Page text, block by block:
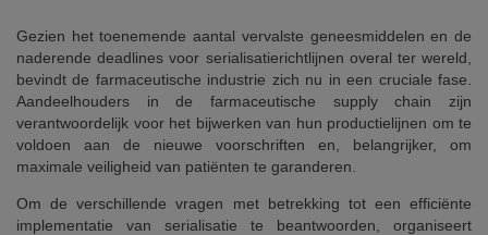
Gezien het toenemende aantal vervalste geneesmiddelen en de
naderende deadlines voor serialisatierichtlijnen overal ter wereld,
bevindt de farmaceutische industrie zich nu in een cruciale fase.
Aandeelhouders in de farmaceutische supply chain zijn
verantwoordelijk voor het bijwerken van hun productielijnen om te
voldoen aan de nieuwe voorschriften en, belangrijker, om
maximale veiligheid van patiënten te garanderen.
Om de verschillende vragen met betrekking tot een efficiënte
implementatie van serialisatie te beantwoorden, organiseert